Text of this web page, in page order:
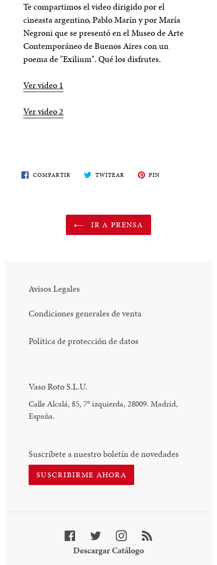
Te compartimos el video dirigido por el
cineasta argentino, Pablo Marín y por María
Negroni que se presentó en el Museo de Arte
Contemporáneo de Buenos Aires con un
poema de "Exilium". Qué los disfrutes.
Ver video 1
Ver video 2
COMPARTIR COMPARTE
EN
TWITEAR TWITEA
EN
PIN
IR A PRENSA
Avisos Legales
Condiciones generales de venta
Política de protección de datos
Vaso Roto S.L.U.
Calle Alcalá, 85, 7° izquierda, 28009. Madrid,
España.
Suscríbete a nuestro boletín de novedades
SUSCRIBIRME AHORA
Facebook TwitterInstagram
Descargar CatálogoDescargar